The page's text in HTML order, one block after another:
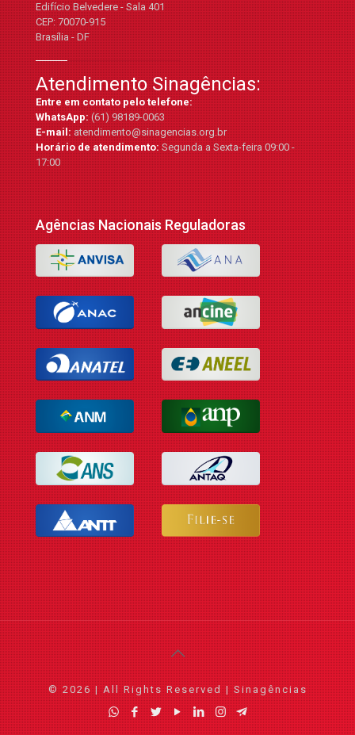
Edifício Belvedere - Sala 401
CEP: 70070-915
Brasília - DF
Atendimento Sinagências:
Entre em contato pelo telefone:
WhatsApp:(61) 98189-0063
E-mail:atendimento@sinagencias.org.br
Horário de atendimento:Segunda a Sexta-feira 09:00 -
17:00
Agências Nacionais Reguladoras
© 2026 | All Rights Reserved | Sinagências